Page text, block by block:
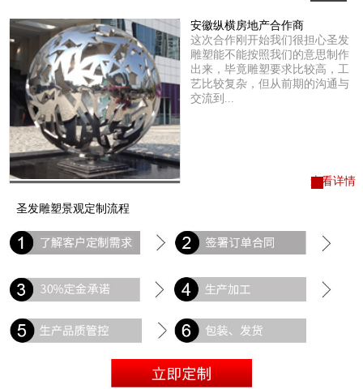
查看详情
安徽纵横房地产合作商
这次合作刚开始我们很担心圣发
雕塑能不能按照我们的意思制作
出来，毕竟雕塑要求比较高，工
艺比较复杂，但从前期的沟通与
交流到...
圣发雕塑景观定制流程